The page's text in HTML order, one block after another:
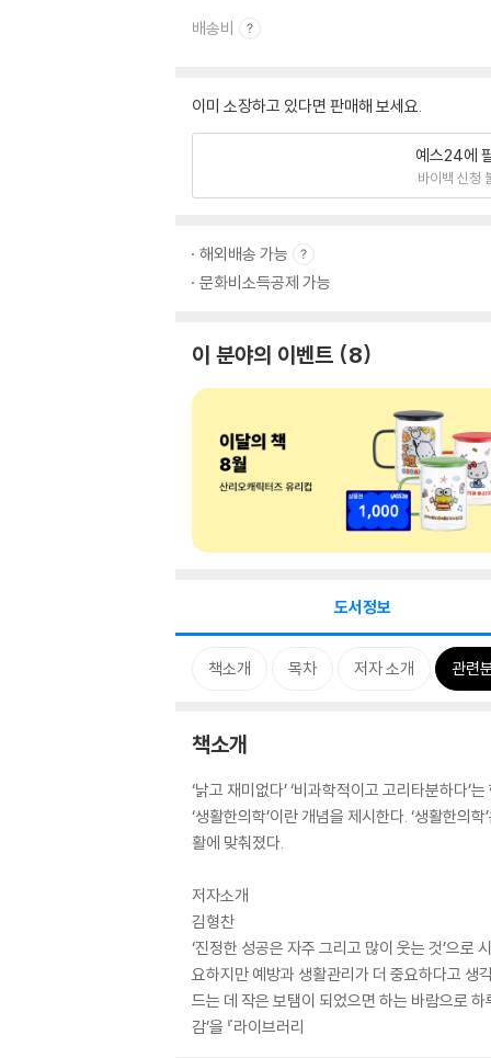
배송비
이미 소장하고 있다면 판매해 보세요.
예스24에
바이백 신청
해외배송 가능
문화비소득공제 가능
이 분야의 이벤트 8
도서정보
책소개 목차 저자 소개 관련
책소개
‘낡고 재미없다’ ‘비과학적이고 고리타분하다
‘생활한의학’이란 개념을 제시한다. ‘생활한의
활에 맞춰졌다.
저자소개
김형찬
‘진정한 성공은 자주 그리고 많이 웃는 것’으
요하지만 예방과 생활관리가 더 중요하다고 생
드는 데 작은 보탬이 되었으면 하는 바람으로 하
감’을 『라이브러리